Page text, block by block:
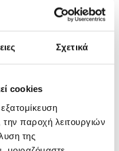
Σχετικά
cookies
παροχή λειτουργιών
της
την τεχνική και
το ομαδικό πνεύμα. Όπως
θρυλικοί οδηγοί
και σιρκουί όπως του Le
Thirion, ο
κ.ά. έμειναν στην
άνοιγαν συνεχώς
απαιτητικές και